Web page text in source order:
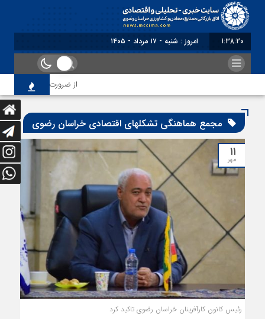
1:38:20 امروز : شنبه - ۱۷ مرداد - ۱۴۰۵
از ضرورت اصلاح
مجمع هماهنگی تشکلهای اقتصادی خراسان رضوی
۱۱
مهر
رئیس کانون کارآفرینان خراسان رضوی تاکید کرد